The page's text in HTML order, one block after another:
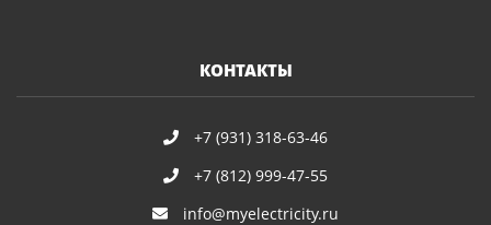
КОНТАКТЫ
+7 (931) 318-63-46
+7 (812) 999-47-55
info@myelectricity.ru